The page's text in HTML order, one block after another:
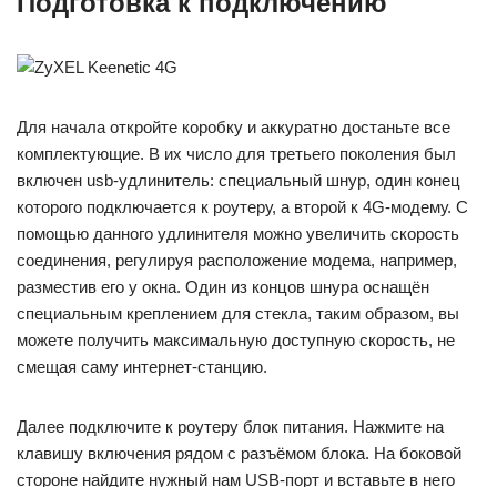
Для начала откройте коробку и аккуратно достаньте все
комплектующие. В их число для третьего поколения был
включен usb-удлинитель: специальный шнур, один конец
которого подключается к роутеру, а второй к 4G-модему. С
помощью данного удлинителя можно увеличить скорость
соединения, регулируя расположение модема, например,
разместив его у окна. Один из концов шнура оснащён
специальным креплением для стекла, таким образом, вы
можете получить максимальную доступную скорость, не
смещая саму интернет-станцию.
Далее подключите к роутеру блок питания. Нажмите на
клавишу включения рядом с разъёмом блока. На боковой
стороне найдите нужный нам USB-порт и вставьте в него